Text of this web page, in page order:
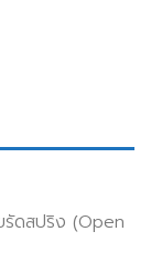
ดสปริง (Open